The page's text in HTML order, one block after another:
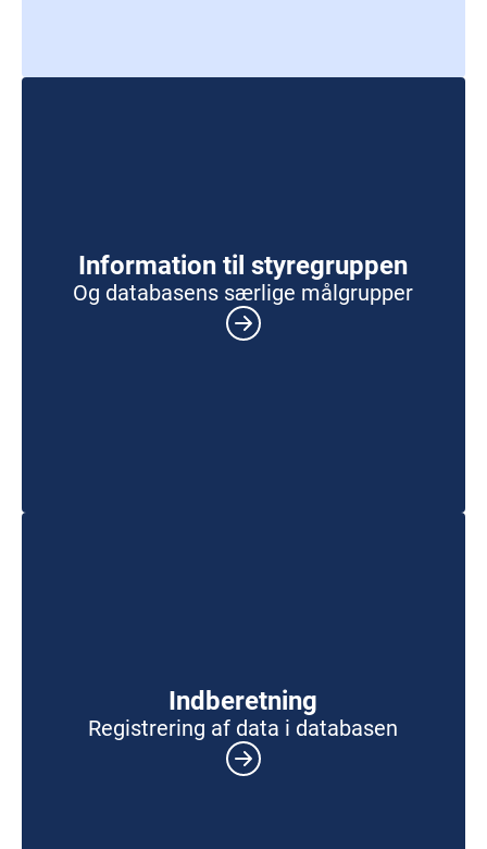
Information til styregruppen
Og databasens særlige målgrupper
Indberetning
Registrering af data i databasen